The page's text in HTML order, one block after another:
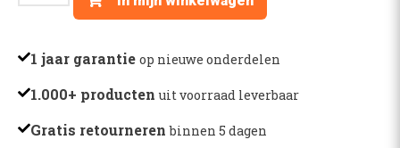
RING
A4847
1 jaar garantie op nieuwe onderdelen
1.000+ producten uit voorraad leverbaar
Gratis retournerenbinnen 5 dagen